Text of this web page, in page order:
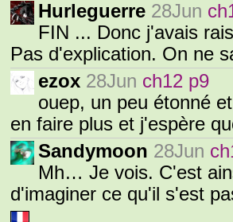
Hurleguerre 28Jun
FIN ... Donc j'avais
Pas d'explication. On ne
ezox 28Jun ch12 p9
ouep, un peu étonné
en faire plus et j'espère
Sandymoon 28Jun
Mh… Je vois. C'est
d'imaginer ce qu'il s'est